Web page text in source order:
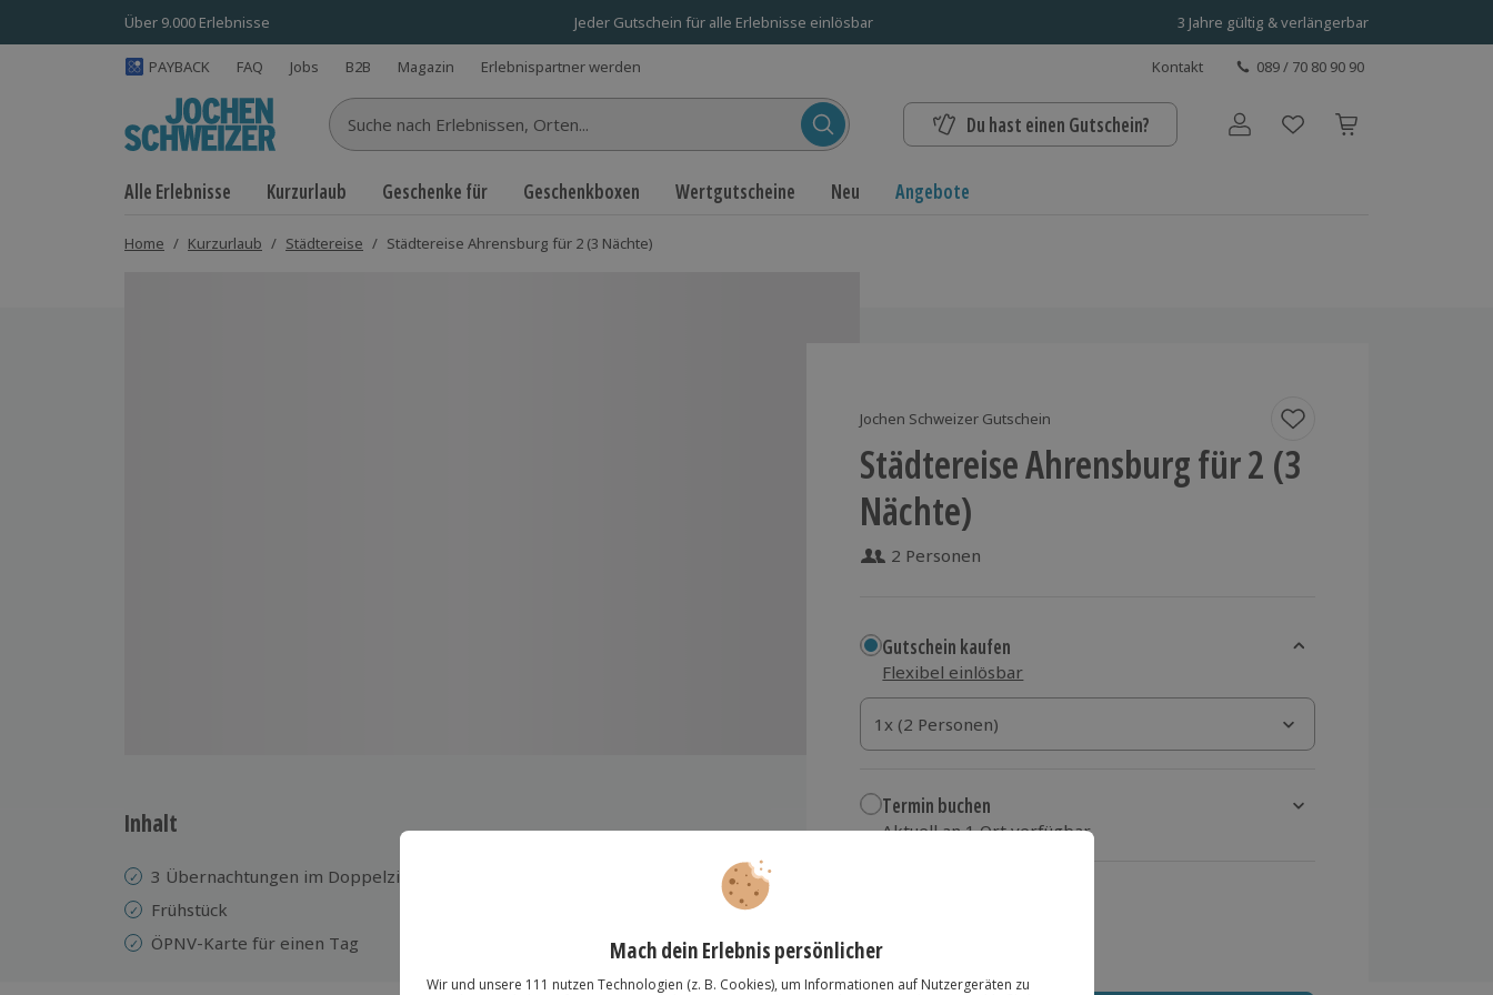
Über 9.000 Erlebnisse Jeder Gutschein für alle Erlebnisse einlösbar 3 Jahre gültig & verlängerbar
PAYBACK FAQ Jobs B2B Magazin Erlebnispartner werden Kontakt 089 / 70 80 90 90
Suche nach Erlebnissen... Du hast einen Gutschein? Benutzerkonto
Alle Erlebnisse Kurzurlaub Geschenke für Geschenkboxen Wertgutscheine Neu Angebote
Home / Kurzurlaub / Städtereise / Städtereise Ahrensburg für 2 (3 Nächte)
Jochen Schweizer Gutschein
Städtereise Ahrensburg für 2 (3
Nächte)
2 Personen
Gutschein kaufen
Flexibel einlösbar
1x (2 Personen)
1x (2 Personen)
1x (2 Personen)
Termin buchen
Aktuell an 1 Ort verfügbar
zzgl. Versand
Inhalt
3 Übernachtungen im Doppelzimmer im 3* Hotel am Schloss Ahrensburg
Frühstück
ÖPNV-Karte für einen Tag